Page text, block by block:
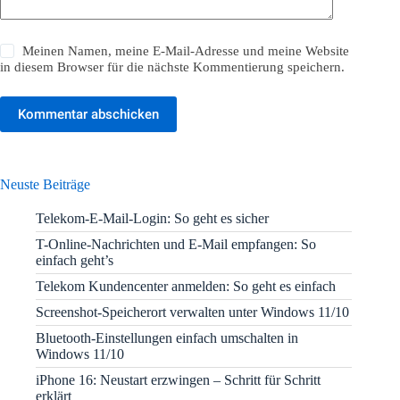
Meinen Namen, meine E-Mail-Adresse und meine Website
in diesem Browser für die nächste Kommentierung speichern.
Kommentar abschicken
Neuste Beiträge
Telekom-E-Mail-Login: So geht es sicher
T-Online-Nachrichten und E-Mail empfangen: So
einfach geht’s
Telekom Kundencenter anmelden: So geht es einfach
Screenshot-Speicherort verwalten unter Windows 11/10
Bluetooth-Einstellungen einfach umschalten in
Windows 11/10
iPhone 16: Neustart erzwingen – Schritt für Schritt
erklärt